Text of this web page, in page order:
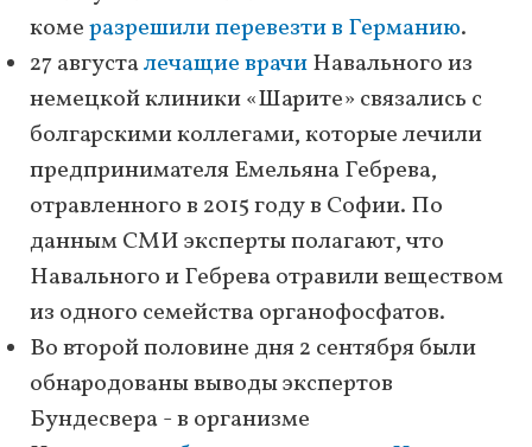
комеразрешили перевезти в Германию.
27 августалечащие врачиНавального из
немецкой клиники «Шарите» связались с
болгарскими коллегами, которые лечили
предпринимателя Емельяна Гебрева,
отравленного в 2015 году в Софии. По
данным СМИ эксперты полагают, что
Навального и Гебрева отравили веществом
из одного семейства органофосфатов.
Во второй половине дня 2 сентября были
обнародованы выводы экспертов
Бундесвера - в организме